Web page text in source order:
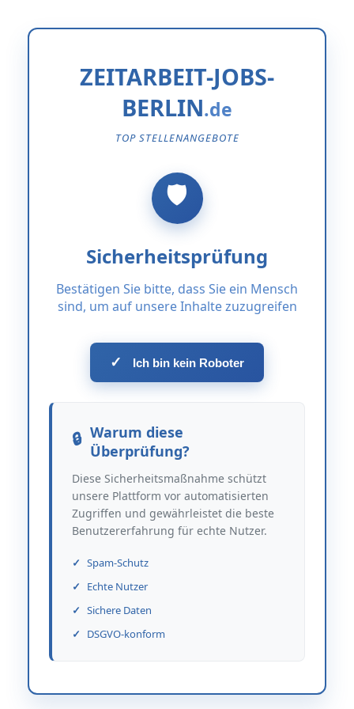
ZEITARBEIT-JOBS-
BERLIN
TOP STELLENANGEBOTE
Sicherheitsprüfung
Bestätigen Sie bitte, dass Sie ein Mensch
sind, um auf unsere Inhalte zuzugreifen
✓ Ich bin kein Roboter
Warum diese
Überprüfung?
Diese Sicherheitsmaßnahme schützt
unsere Plattform vor automatisierten
Zugriffen und gewährleistet die beste
Benutzererfahrung für echte Nutzer.
Spam-Schutz
Echte Nutzer
Sichere Daten
DSGVO-konform